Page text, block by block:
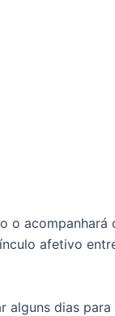
o
afetivo
alguns dias